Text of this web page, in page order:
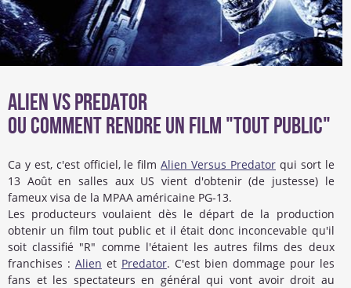
Alien VS Predator
ou comment rendre un film "tout public"
Ca y est, c'est officiel, le filmAlien Versus Predatorqui sort le
13 Août en salles aux US vient d'obtenir (de justesse) le
fameux visa de la MPAA américaine PG-13.
Les producteurs voulaient dès le départ de la production
obtenir un film tout public et il était donc inconcevable qu'il
soit classifié "R" comme l'étaient les autres films des deux
franchises : Alien et Predator. C'est bien dommage pour les
fans et les spectateurs en général qui vont avoir droit au